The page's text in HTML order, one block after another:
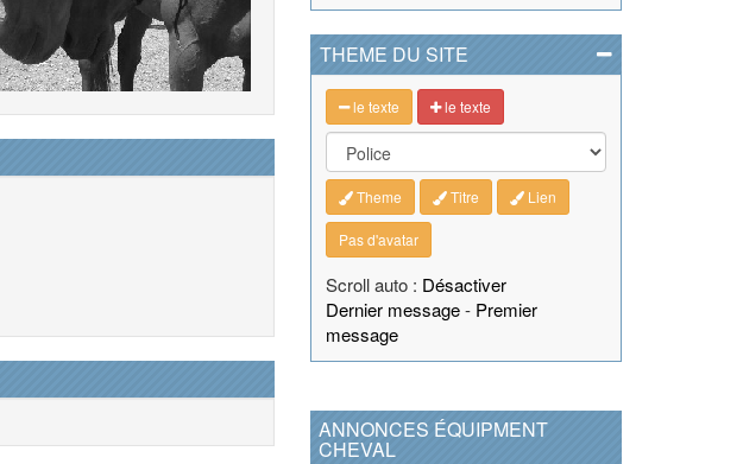
THEME DU SITE
le texte le texte
Theme Titre Lien
Pas d'avatar
Scroll auto : Désactiver
Dernier message- Premier
message
ANNONCES ÉQUIPMENT
CHEVAL